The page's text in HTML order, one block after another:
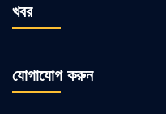
খবর
যোগাযোগ করুন